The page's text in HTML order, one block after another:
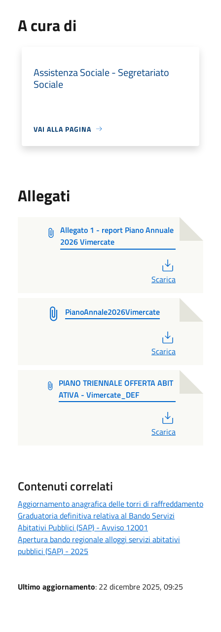
A cura di
Assistenza Sociale - Segretariato
Sociale
VAI ALLA PAGINA
Allegati
Allegato 1 - report Piano Annuale
2026 Vimercate
Scarica
PianoAnnale2026Vimercate
Scarica
PIANO TRIENNALE OFFERTA ABIT
ATIVA - Vimercate_DEF
Scarica
Contenuti correlati
Aggiornamento anagrafica delle torri di raffreddamento
Graduatoria definitiva relativa al Bando Servizi
Abitativi Pubblici (SAP) - Avviso 12001
Apertura bando regionale alloggi servizi abitativi
pubblici (SAP) - 2025
Ultimo aggiornamento: 22 dicembre 2025, 09:25